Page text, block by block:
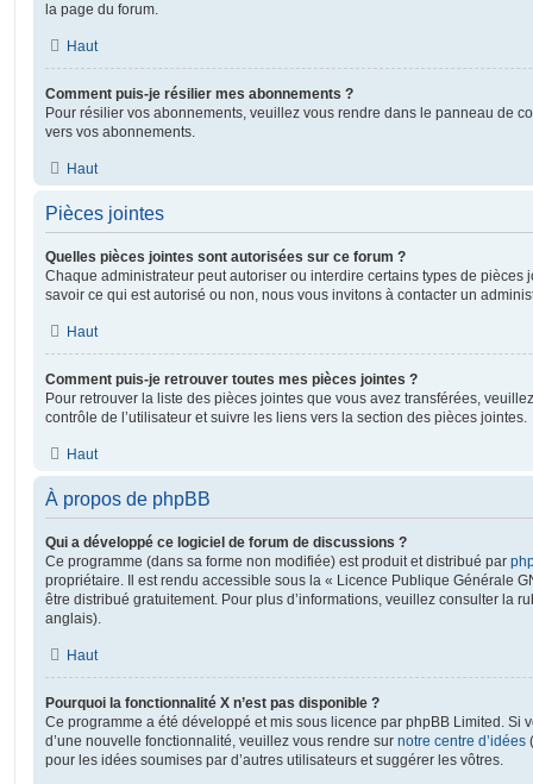
la page du forum.
Haut
Comment puis-je résilier mes abonnements ?
Pour résilier vos abonnements, veuillez vous rendre dans le panneau de
vers vos abonnements.
Haut
Pièces jointes
Quelles pièces jointes sont autorisées sur ce forum ?
Chaque administrateur peut autoriser ou interdire certains types de pièces
savoir ce qui est autorisé ou non, nous vous invitons à contacter un
Haut
Comment puis-je retrouver toutes mes pièces jointes ?
Pour retrouver la liste des pièces jointes que vous avez transférées,
contrôle de l’utilisateur et suivre les liens vers la section des pièces jointes.
Haut
À propos de phpBB
Qui a développé ce logiciel de forum de discussions ?
Ce programme (dans sa forme non modifiée) est produit et distribué par
propriétaire. Il est rendu accessible sous la « Licence Publique Générale
être distribué gratuitement. Pour plus d’informations, veuillez consulter la
anglais).
Haut
Pourquoi la fonctionnalité X n’est pas disponible ?
Ce programme a été développé et mis sous licence par phpBB Limited. Si
d’une nouvelle fonctionnalité, veuillez vous rendre sur notre centre d’idées
pour les idées soumises par d’autres utilisateurs et suggérer les vôtres.